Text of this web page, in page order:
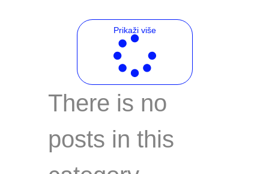
Prikaži više
There is no
posts in this